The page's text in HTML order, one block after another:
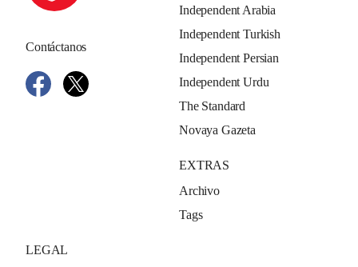
Contáctanos
Independent Arabia
Independent Turkish
Independent Persian
Independent Urdu
The Standard
Novaya Gazeta
EXTRAS
Archivo
Tags
LEGAL